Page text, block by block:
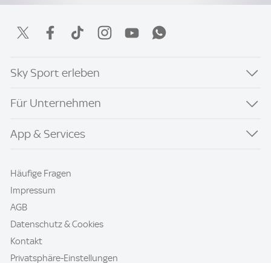
Sky Sport erleben
Für Unternehmen
App & Services
Häufige Fragen
Impressum
AGB
Datenschutz & Cookies
Kontakt
Privatsphäre-Einstellungen